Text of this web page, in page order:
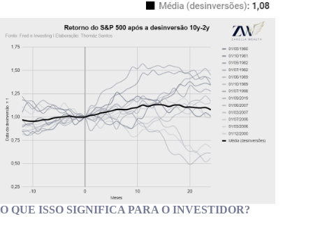
O QUE ISSO SIGNIFICA PARA O INVESTIDOR?